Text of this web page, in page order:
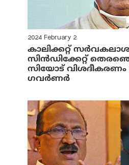
2024 February 2
കാലിക്കറ്റ്
സിന്‍ഡിക്കേറ്റ്
സിയോട് വിശദീകരണം
ഗവര്‍ണര്‍